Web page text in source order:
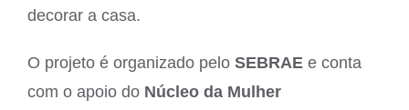
decorar a casa.
O projeto é organizado pelo SEBRAE e conta
com o apoio do Núcleo da Mulher